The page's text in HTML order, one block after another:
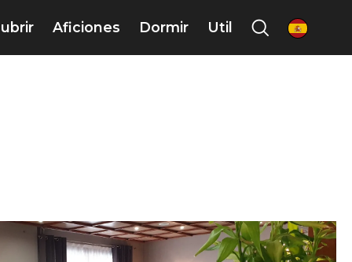
Aficiones Dormir Util es